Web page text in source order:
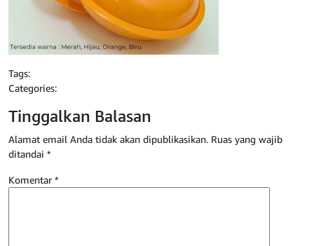
Tags:
Categories:
Tinggalkan Balasan
Alamat email Anda tidak akan dipublikasikan. Ruas yang wajib
ditandai *
Komentar *